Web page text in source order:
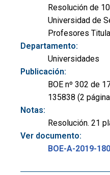
Resolución de
Universidad de
Profesores
Departamento:
Universidades
Publicación:
BOE nº 302 de
135838 (2
Notas:
Resolución. 21
Ver documento:
BOE-A-2019-